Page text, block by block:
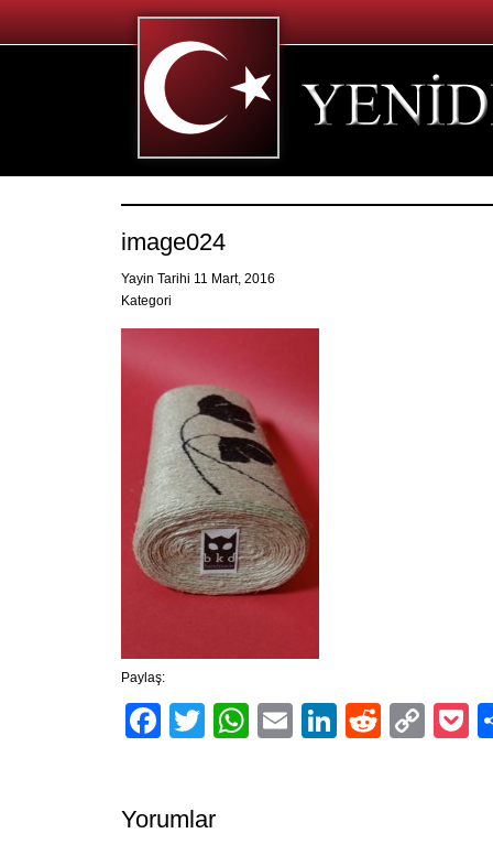
image024
Yayin Tarihi 11 Mart, 2016
Kategori
Paylaş:
Facebook
TwitterWhatsApp
EmailLinkedIn
Reddit
Yorumlar